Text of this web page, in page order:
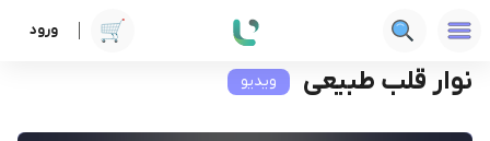
ورود دوره ها علوم پزشکی تفسیر پایه نوار قلب
نوار قلب طبیعی ویدیو